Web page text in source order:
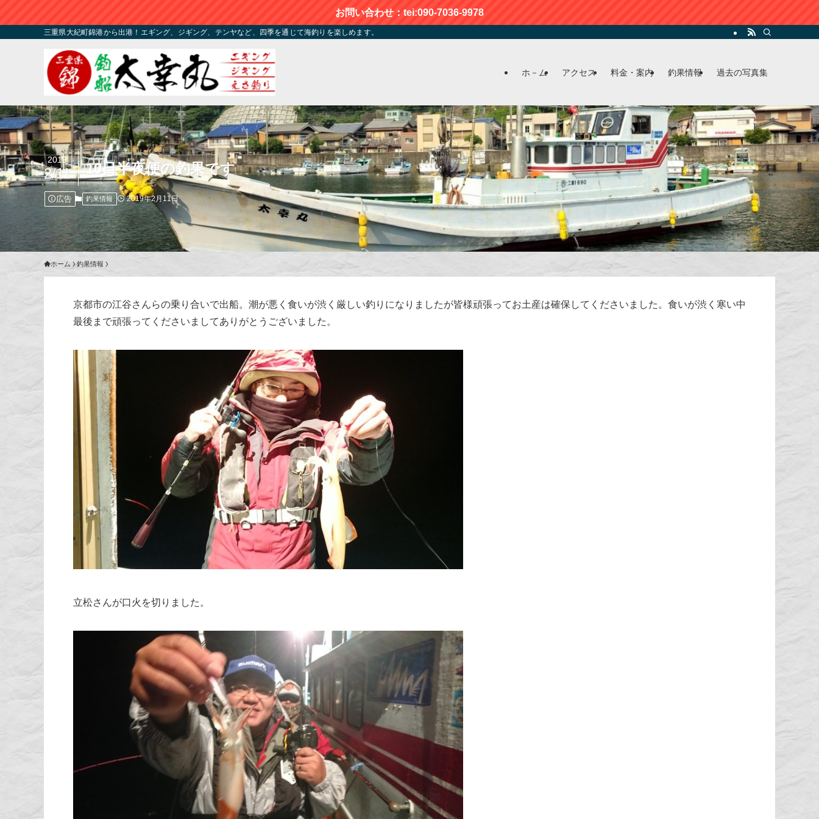
お問い合わせ：tei:090-7036-9978
三重県大紀町錦港から出港！エギング、ジギング、テンヤなど、四季を通じて海釣りを楽しめます。
ホ－ム アクセス 料金・案内 釣果情報 過去の写真集
10日半夜便の釣果です
2019
2/11
広告 釣果情報 2019年2月11日
ホーム 釣果情報
京都市の江谷さんらの乗り合いで出船。潮が悪く食いが渋く厳しい釣りになりましたが皆様頑張ってお土産は確保してくださいました。食いが渋く寒い中
最後まで頑張ってくださいましてありがとうございました。
立松さんが口火を切りました。